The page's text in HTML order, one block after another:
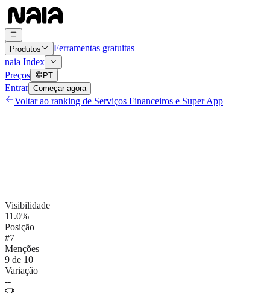
Produtos
Ferramentas gratuitas
naia Index
Preços
PT
Entrar Começar agora
Voltar ao ranking de Serviços Financeiros e Super App
Visibilidade
11.0%
Posição
#7
Menções
9 de 10
Variação
--